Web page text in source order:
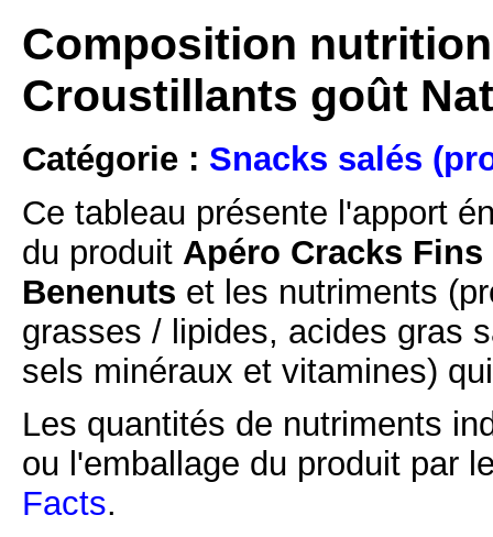
Composition
Croustillants goût
Catégorie : Snacks salés
Ce tableau présente l'apport
du produit Apéro Cracks
Benenuts et les nutriments
grasses / lipides, acides gras
sels minéraux et vitamines)
Les quantités de nutriments
ou l'emballage du produit par
Facts.